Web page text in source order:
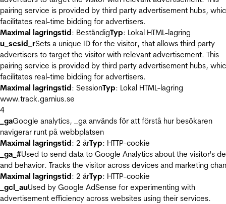
pairing service is provided by third party advertisement hubs,
facilitates real-time bidding for advertisers.
Maximal lagringstid: BeständigTyp: Lokal HTML-lagring
u_scsid_rSets a unique ID for the visitor, that allows third party
advertisers to target the visitor with relevant advertisement. This
pairing service is provided by third party advertisement hubs,
facilitates real-time bidding for advertisers.
Maximal lagringstid: SessionTyp: Lokal HTML-lagring
www.track.garnius.se
4
_gaGoogle analytics, _ga används för att förstå hur besökaren
navigerar runt på webbplatsen
Maximal lagringstid: 2 årTyp: HTTP-cookie
_ga_#Used to send data to Google Analytics about the visitor's
and behavior. Tracks the visitor across devices and marketing
Maximal lagringstid: 2 årTyp: HTTP-cookie
_gcl_auUsed by Google AdSense for experimenting with
advertisement efficiency across websites using their services.